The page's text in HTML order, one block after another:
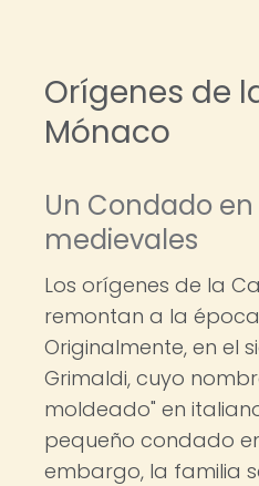
Orígenes de
Mónaco
Un Condado
medievales
Los orígenes de la
remontan a la
Originalmente, en el
Grimaldi, cuyo
moldeado" en
pequeño condado
embargo, la familia